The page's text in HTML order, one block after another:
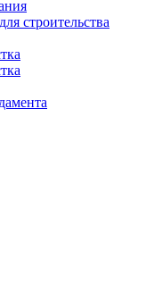
строительства